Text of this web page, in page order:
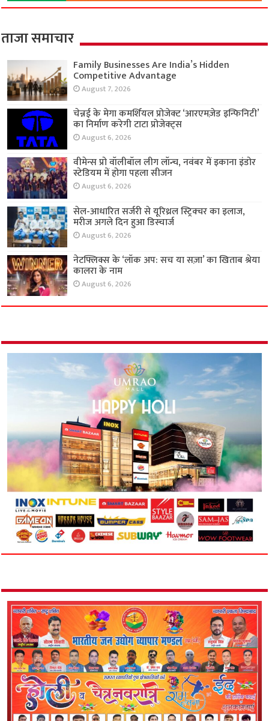
ताजा समाचार
Family Businesses Are India’s Hidden
Competitive Advantage
August 7, 2026
चेन्नई के मेगा कमर्शियल प्रोजेक्ट ‘आरएमज़ेड इन्फिनिटी’
का निर्माण करेगी टाटा प्रोजेक्ट्स
August 6, 2026
वीमेन्स प्रो वॉलीबॉल लीग लॉन्च, नवंबर में इकाना इंडोर
स्टेडियम में होगा पहला सीजन
August 6, 2026
सेल-आधारित सर्जरी से यूरिथ्रल स्ट्रिक्चर का इलाज,
मरीज अगले दिन हुआ डिस्चार्ज
August 6, 2026
नेटफ्लिक्स के ‘लॉक अप: सच या सज़ा’ का खिताब श्रेया
कालरा के नाम
August 6, 2026